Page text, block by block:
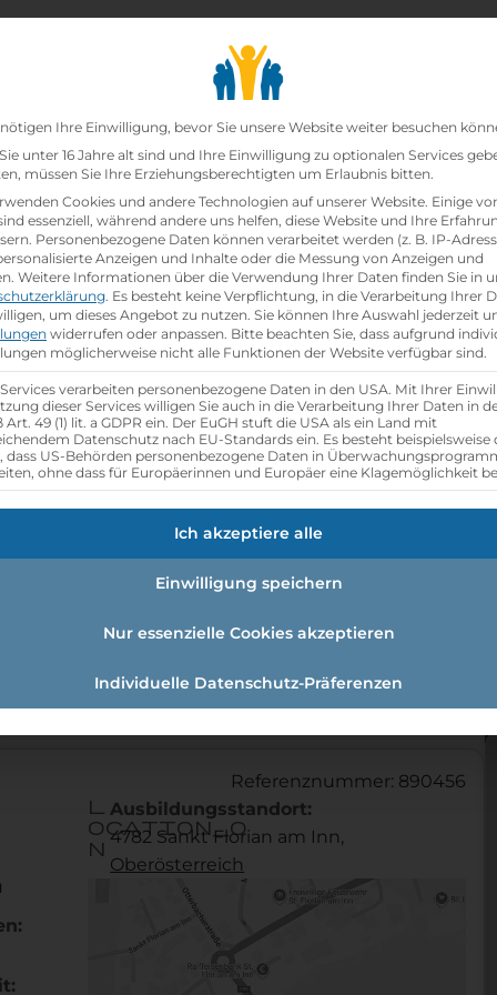
Lehrbetriebesearch
Schwerpunkt
Schwerpunkt
Referenznummer: 890456
l
ocation_o
n
Ausbildungsstandort:
4782 Sankt Florian am Inn,
Ober­österreich
Datenschutz-
Ihre Einwilligung, bevor Sie unsere Website weiter besuchen
unter 16 Jahre alt sind und Ihre Einwilligung zu optionalen Services
müssen Sie Ihre Erziehungsberechtigten um Erlaubnis bitten.
Cookies und andere Technologien auf unserer Website. Einige
essenziell, während andere uns helfen, diese Website und Ihre
Personenbezogene Daten können verarbeitet werden (z. B. IP-
Anzeigen und Inhalte oder die Messung von Anzeigen und
Weitere Informationen über die Verwendung Ihrer Daten finden Sie in
. Es besteht keine Verpflichtung, in die Verarbeitung Ihrer
um dieses Angebot zu nutzen. Sie können Ihre Auswahl jederzeit
widerrufen oder anpassen. Bitte beachten Sie, dass aufgrund
möglicherweise nicht alle Funktionen der Website verfügbar sind.
verarbeiten personenbezogene Daten in den USA. Mit Ihrer
dieser Services willigen Sie auch in die Verarbeitung Ihrer Daten in
Art. 49 (1) lit. a GDPR ein. Der EuGH stuft die USA als ein Land mit
Datenschutz nach EU-Standards ein. Es besteht beispielsweise
dass US-Behörden personenbezogene Daten in
ohne dass für Europäerinnen und Europäer eine Klagemöglichkeit
Ich akzeptiere alle
Einwilligung speichern
Nur essenzielle Cookies akzeptieren
Individuelle Datenschutz-Präferenzen